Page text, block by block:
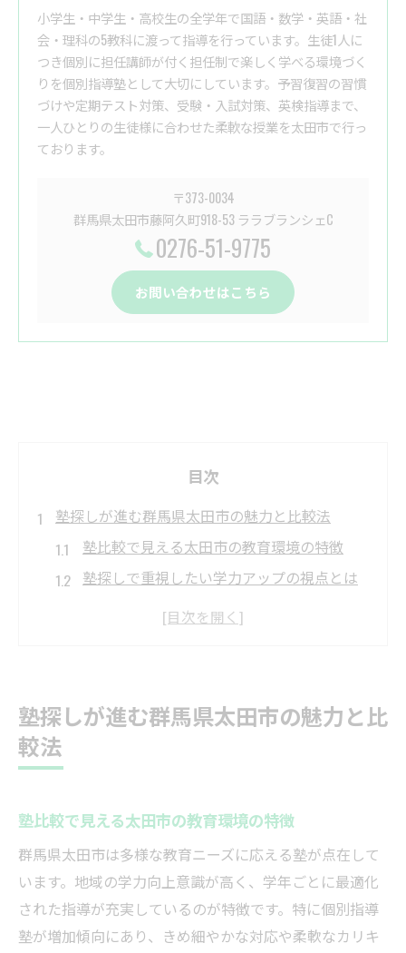
小学生・中学生・高校生の全学年で国語・数学・英語・社
会・理科の5教科に渡って指導を行っています。生徒1人に
つき個別に担任講師が付く担任制で楽しく学べる環境づく
りを個別指導塾として大切にしています。予習復習の習慣
づけや定期テスト対策、受験・入試対策、英検指導まで、
一人ひとりの生徒様に合わせた柔軟な授業を太田市で行っ
ております。
〒373-0034
群馬県太田市藤阿久町918-53 ララブランシェC
0276-51-9775
お問い合わせはこちら
目次
塾探しが進む群馬県太田市の魅力と比較法
塾比較で見える太田市の教育環境の特徴
塾探しで重視したい学力アップの視点とは
太田市個別指導塾が支持される理由を徹底
学力アップに効く個別指導塾の選び方解説
太田市 個別指導塾のサポート体制の違い
塾比較の際に注目すべき教師の質と指導法
太田市 塾 安い個別指導塾の見極め方
中学生・高校生に合う塾選びのコツと工夫
太田市で効果を実感できる塾の特色とは
塾探しが進む群馬県太田市の魅力と比
較法
塾比較で見える太田市の教育環境の特徴
群馬県太田市は多様な教育ニーズに応える塾が点在して
います。地域の学力向上意識が高く、学年ごとに最適化
された指導が充実しているのが特徴です。特に個別指導
塾が増加傾向にあり、きめ細やかな対応や柔軟なカリキ